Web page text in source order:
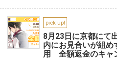
pick up!
8月23日に京都にて
内にお見合いが組め
用 全額返金のキャ